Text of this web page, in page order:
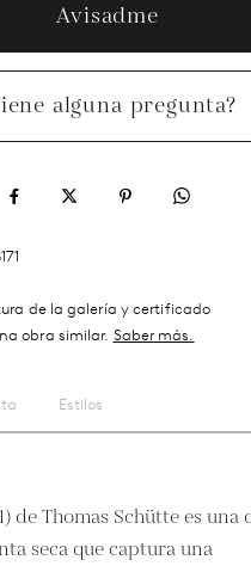
Avisadme
alguna pregunta?
de la galería y certificado
obra similar. Saber más.
Estilos
de Thomas Schütte es una
seca que captura una